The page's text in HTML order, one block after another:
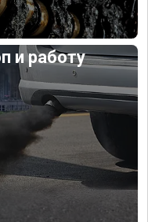
и работу